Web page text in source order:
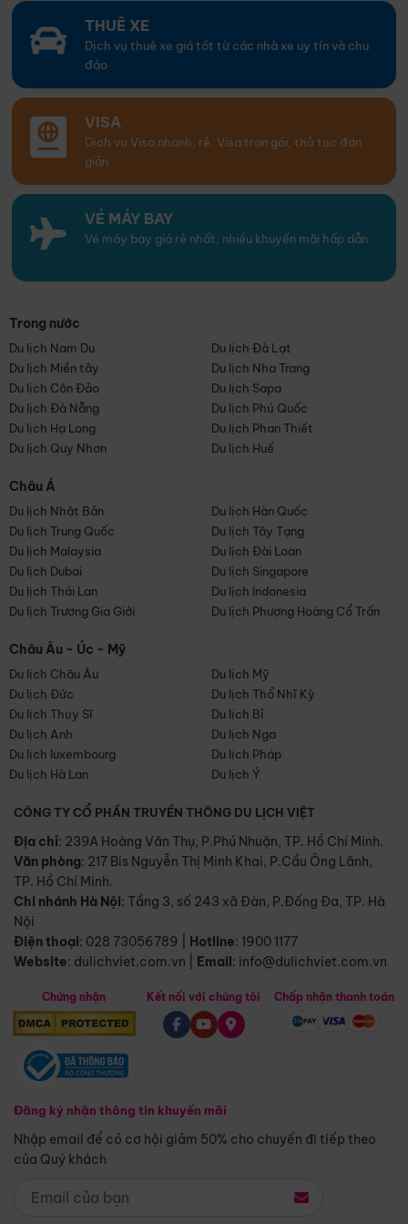
THUÊ XE
Dịch vụ thuê xe giá tốt từ các nhà xe uy tín và chu
đáo
VISA
Dịch vụ Visa nhanh, rẻ. Visa trọn gói, thủ tục đơn
giản
VÉ MÁY BAY
Vé máy bay giá rẻ nhất, nhiều khuyến mãi hấp dẫn
Trong nước
Du lịch Nam Du
Du lịch Đà Lạt
Du lịch Miền tây
Du lịch Nha Trang
Du lịch Côn Đảo
Du lịch Sapa
Du lịch Đà Nẵng
Du lịch Phú Quốc
Du lịch Hạ Long
Du lịch Phan Thiết
Du lịch Quy Nhơn
Du lịch Huế
Châu Á
Du lịch Nhật Bản
Du lịch Hàn Quốc
Du lịch Trung Quốc
Du lịch Tây Tạng
Du lịch Malaysia
Du lịch Đài Loan
Du lịch Dubai
Du lịch Singapore
Du lịch Thái Lan
Du lịch Indonesia
Du lịch Trương Gia Giới
Du lịch Phượng Hoàng Cổ Trấn
Châu Âu - Úc - Mỹ
Du lịch Châu Âu
Du lịch Mỹ
Du lịch Đức
Du lịch Thổ Nhĩ Kỳ
Du lịch Thụy Sĩ
Du lịch Bỉ
Du lịch Anh
Du lịch Nga
Du lịch luxembourg
Du lịch Pháp
Du lịch Hà Lan
Du lịch Ý
CÔNG TY CỔ PHẦN TRUYỀN THÔNG DU LỊCH VIỆT
Địa chỉ: 239A Hoàng Văn Thụ, P.Phú Nhuận, TP. Hồ Chí Minh.
Văn phòng: 217 Bis Nguyễn Thị Minh Khai, P.Cầu Ông Lãnh,
TP. Hồ Chí Minh.
Chi nhánh Hà Nội: Tầng 3, số 243 xã Đàn, P.Đống Đa, TP. Hà
Nội
Điện thoại: 028 73056789 Hotline: 1900 1177
Website: dulichviet.com.vn Email: info@dulichviet.com.vn
Chứng nhận
Đăng ký nhận thông tin khuyến mãi
Nhập email để có cơ hội giảm 50% cho chuyến đi tiếp theo
của Quý khách
Kết nối với chúng tôi Chấp nhận thanh toán